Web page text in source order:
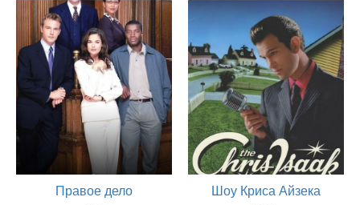
актер
Правое дело Шоу Криса Айзека